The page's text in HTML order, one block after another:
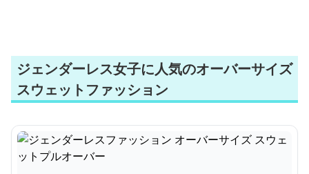
ジェンダーレス女子に人気のオーバーサイズ
スウェットファッション